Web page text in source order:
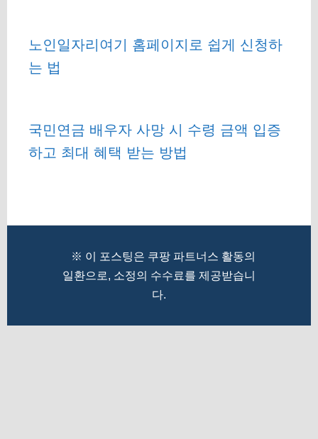
노인일자리여기 홈페이지로 쉽게 신청하
는 법
국민연금 배우자 사망 시 수령 금액 입증
하고 최대 혜택 받는 방법
※ 이 포스팅은 쿠팡 파트너스 활동의
일환으로, 소정의 수수료를 제공받습니
다.